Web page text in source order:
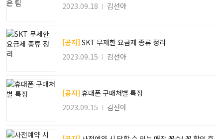
2023.09.18
김선아
[공지] SKT 무제한 요금제 종류 정리
2023.09.15
김선아
[공지] 휴대폰 구매처별 특징
2023.09.15
김선아